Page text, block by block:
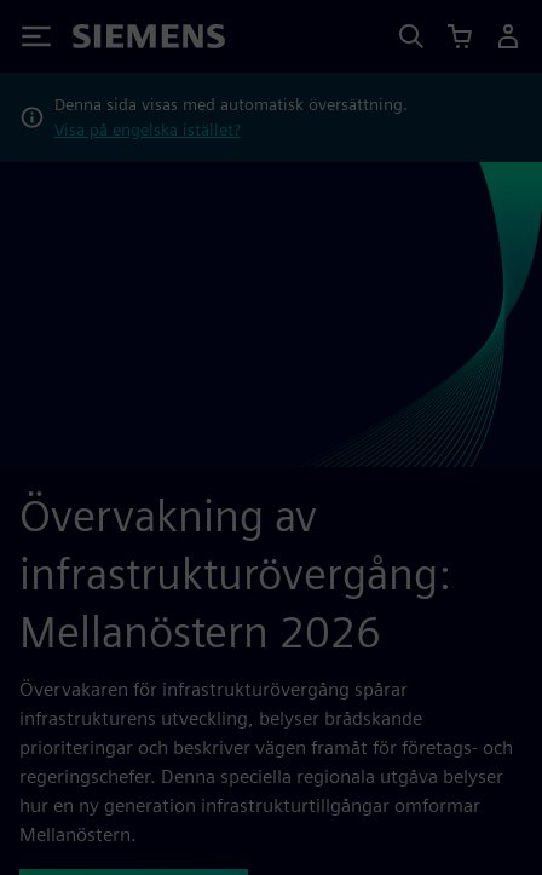
Siemens
Denna sida visas med automatisk översättning.
Visa på engelska istället?
Övervakning av
infrastrukturövergång:
Mellanöstern 2026
Övervakaren för infrastrukturövergång spårar
infrastrukturens utveckling, belyser brådskande
prioriteringar och beskriver vägen framåt för företags- och
regeringschefer. Denna speciella regionala utgåva belyser
hur en ny generation infrastrukturtillgångar omformar
Mellanöstern.